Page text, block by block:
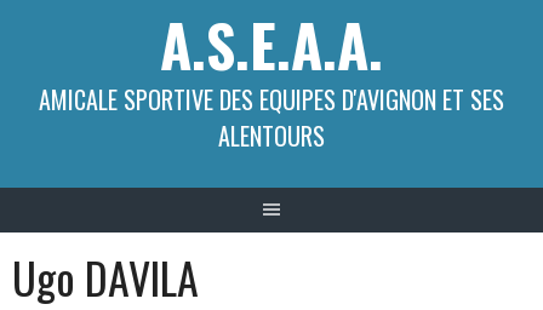
A.S.E.A.A.
AMICALE SPORTIVE DES EQUIPES D'AVIGNON ET SES
ALENTOURS
Ugo DAVILA